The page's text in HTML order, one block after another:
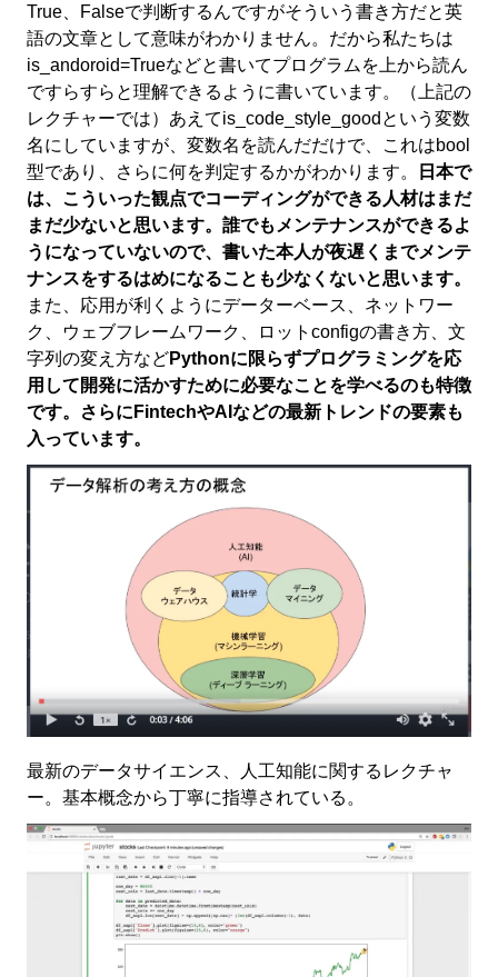
True、Falseで判断するんですがそういう書き方だと英
語の文章として意味がわかりません。だから私たちは
is_andoroid=Trueなどと書いてプログラムを上から読ん
ですらすらと理解できるように書いています。（上記の
レクチャーでは）あえてis_code_style_goodという変数
名にしていますが、変数名を読んだだけで、これはbool
型であり、さらに何を判定するかがわかります。
日本で
は、こういった観点でコーディングができる人材はまだ
まだ少ないと思います。誰でもメンテナンスができるよ
うになっていないので、書いた本人が夜遅くまでメンテ
ナンスをするはめになることも少なくないと思います。
また、応用が利くようにデーターベース、ネットワー
ク、ウェブフレームワーク、ロットconfigの書き方、文
字列の変え方などPythonに限らずプログラミングを応
用して開発に活かすために必要なことを学べるのも特徴
です。さらにFintechやAIなどの最新トレンドの要素も
入っています。
最新のデータサイエンス、人工知能に関するレクチャ
ー。基本概念から丁寧に指導されている。